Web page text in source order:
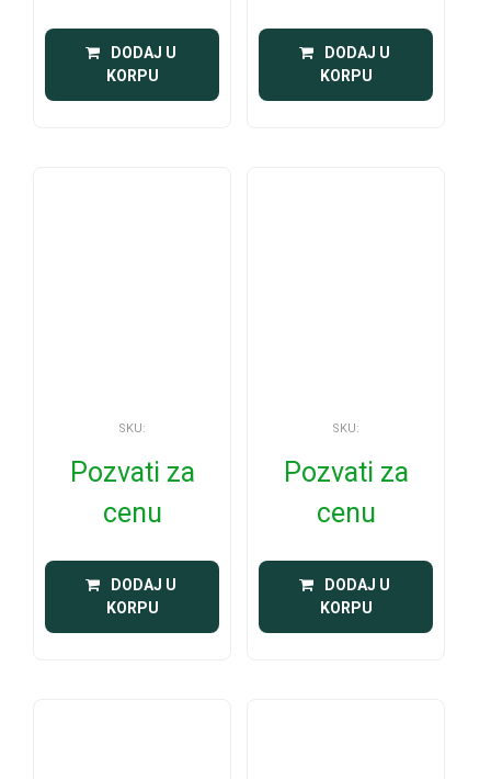
DODAJ U
KORPU
DODAJ U
KORPU
SKU:
Pozvati za
cenu
DODAJ U
KORPU
SKU:
Pozvati za
cenu
DODAJ U
KORPU